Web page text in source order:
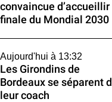
convaincue d’accueillir
finale du Mondial 2030
Aujourd'hui à 13:32
Les Girondins de
Bordeaux se séparent
leur coach